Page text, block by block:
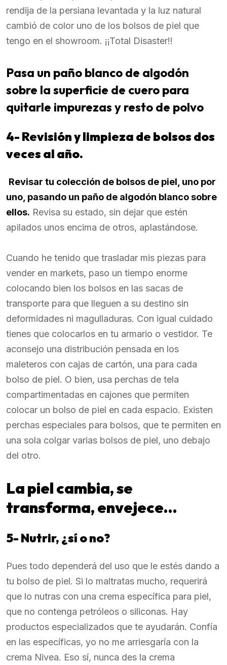
rendija de la persiana levantada y la luz natural
cambió de color uno de los bolsos de piel que
tengo en el showroom. ¡¡Total Disaster!!
Pasa un paño blanco de algodón
sobre la superficie de cuero para
quitarle impurezas y resto de polvo
4- Revisión y limpieza de bolsos dos
veces al año.
Revisar tu colección de bolsos de piel, uno por
uno, pasando un paño de algodón blanco sobre
ellos. Revisa su estado, sin dejar que estén
apilados unos encima de otros, aplastándose.
Cuando he tenido que trasladar mis piezas para
vender en markets, paso un tiempo enorme
colocando bien los bolsos en las sacas de
transporte para que lleguen a su destino sin
deformidades ni magulladuras. Con igual cuidado
tienes que colocarlos en tu armario o vestidor. Te
aconsejo una distribución pensada en los
maleteros con cajas de cartón, una para cada
bolso de piel. O bien, usa perchas de tela
compartimentadas en cajones que permiten
colocar un bolso de piel en cada espacio. Existen
perchas especiales para bolsos, que te permiten en
una sola colgar varias bolsos de piel, uno debajo
del otro.
La piel cambia, se
transforma, envejece…
5- Nutrir, ¿sí o no?
Pues todo dependerá del uso que le estés dando a
tu bolso de piel. Si lo maltratas mucho, requerirá
que lo nutras con una crema específica para piel,
que no contenga petróleos o siliconas. Hay
productos especializados que te ayudarán. Confía
en las específicas, yo no me arriesgaría con la
crema Nivea. Eso sí, nunca des la crema